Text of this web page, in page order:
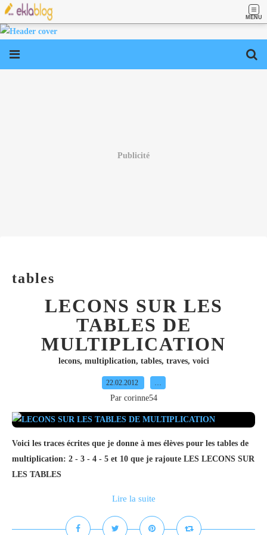
MENU
Publicité
tables
LECONS SUR LES
TABLES DE
MULTIPLICATION
lecons, multiplication, tables, traves, voici
22.02.2012 …
Par corinne54
Voici les traces écrites que je donne à mes élèves pour les tables de
multiplication: 2 - 3 - 4 - 5 et 10 que je rajoute LES LECONS SUR
LES TABLES
Lire la suite